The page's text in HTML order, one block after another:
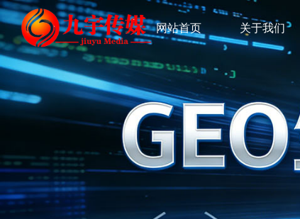
网站首页 关于我们